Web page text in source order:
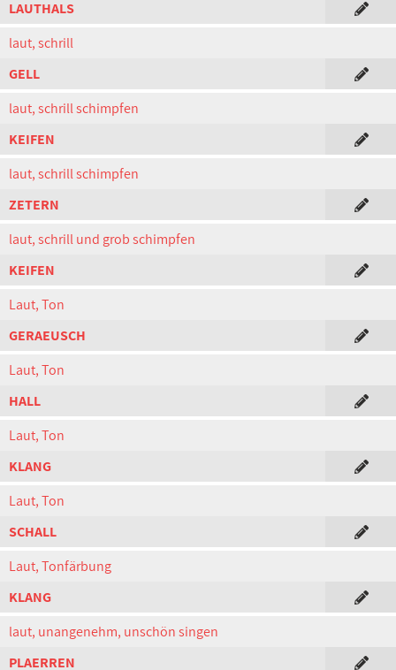
LAUTHALS
laut, schrill
GELL
laut, schrill schimpfen
KEIFEN
laut, schrill schimpfen
ZETERN
laut, schrill und grob schimpfen
KEIFEN
Laut, Ton
GERAEUSCH
Laut, Ton
HALL
Laut, Ton
KLANG
Laut, Ton
SCHALL
Laut, Tonfärbung
KLANG
laut, unangenehm, unschön singen
PLAERREN